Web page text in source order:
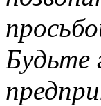
Будьте